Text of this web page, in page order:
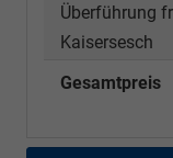
Überführung
Kaisersesch
Gesamtpreis